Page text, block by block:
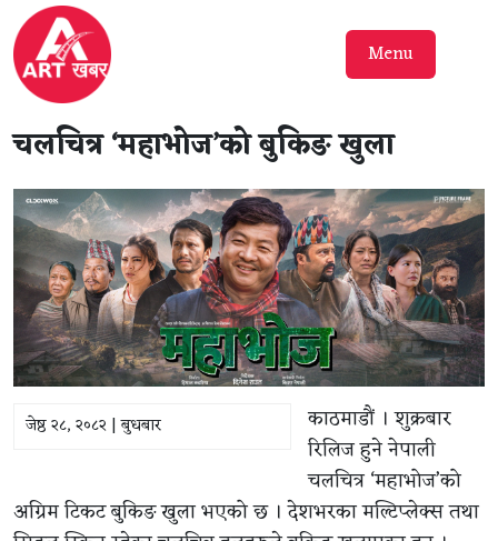
Menu
चलचित्र ‘महाभोज’को बुकिङ खुला
जेष्ठ २८, २०८२ | बुधबार
काठमाडौं । शुक्रबार
रिलिज हुने नेपाली
चलचित्र ‘महाभोज’को
अग्रिम टिकट बुकिङ खुला भएको छ । देशभरका मल्टिप्लेक्स तथा